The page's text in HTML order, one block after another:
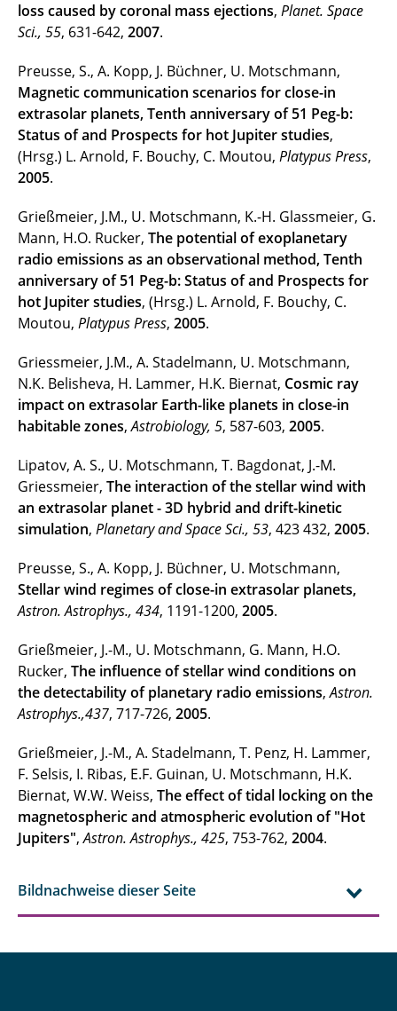
loss caused by coronal mass ejections, Planet. Space
Sci., 55, 631-642, 2007.
Preusse, S., A. Kopp, J. Büchner, U. Motschmann,
Magnetic communication scenarios for close-in
extrasolar planets, Tenth anniversary of 51 Peg-b:
Status of and Prospects for hot Jupiter studies,
(Hrsg.) L. Arnold, F. Bouchy, C. Moutou, Platypus Press,
2005.
Grießmeier, J.M., U. Motschmann, K.-H. Glassmeier, G.
Mann, H.O. Rucker, The potential of exoplanetary
radio emissions as an observational method, Tenth
anniversary of 51 Peg-b: Status of and Prospects for
hot Jupiter studies, (Hrsg.) L. Arnold, F. Bouchy, C.
Moutou, Platypus Press, 2005.
Griessmeier, J.M., A. Stadelmann, U. Motschmann,
N.K. Belisheva, H. Lammer, H.K. Biernat, Cosmic ray
impact on extrasolar Earth-like planets in close-in
habitable zones,Astrobiology, 5, 587-603, 2005.
Lipatov, A. S., U. Motschmann, T. Bagdonat, J.-M.
Griessmeier, The interaction of the stellar wind with
an extrasolar planet - 3D hybrid and drift-kinetic
simulation, Planetary and Space Sci., 53, 423 432, 2005.
Preusse, S., A. Kopp, J. Büchner, U. Motschmann,
Stellar wind regimes of close-in extrasolar planets,
Astron. Astrophys., 434, 1191-1200, 2005.
Grießmeier, J.-M., U. Motschmann, G. Mann, H.O.
Rucker, The influence of stellar wind conditions on
the detectability of planetary radio emissions,Astron.
Astrophys.,437, 717-726, 2005.
Grießmeier, J.-M., A. Stadelmann, T. Penz, H. Lammer,
F. Selsis, I. Ribas, E.F. Guinan, U. Motschmann, H.K.
Biernat, W.W. Weiss, The effect of tidal locking on the
magnetospheric and atmospheric evolution of "Hot
Jupiters",Astron. Astrophys., 425, 753-762, 2004.
Bildnachweise dieser Seite